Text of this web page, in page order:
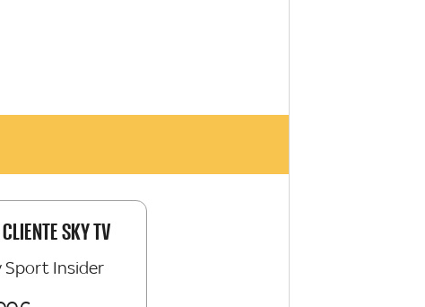
SKY TV
Sport Insider